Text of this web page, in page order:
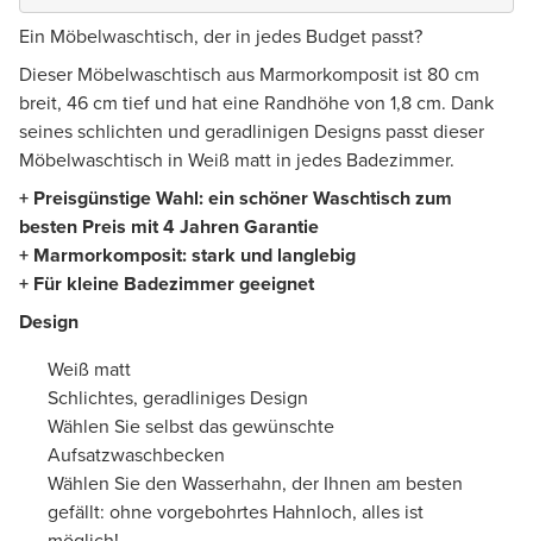
Ein Möbelwaschtisch, der in jedes Budget passt?
Dieser Möbelwaschtisch aus Marmorkomposit ist 80 cm
breit, 46 cm tief und hat eine Randhöhe von 1,8 cm. Dank
seines schlichten und geradlinigen Designs passt dieser
Möbelwaschtisch in Weiß matt in jedes Badezimmer.
+ Preisgünstige Wahl: ein schöner Waschtisch zum
besten Preis mit 4 Jahren Garantie
+ Marmorkomposit: stark und langlebig
+ Für kleine Badezimmer geeignet
Design
Weiß matt
Schlichtes, geradliniges Design
Wählen Sie selbst das gewünschte
Aufsatzwaschbecken
Wählen Sie den Wasserhahn, der Ihnen am besten
gefällt: ohne vorgebohrtes Hahnloch, alles ist